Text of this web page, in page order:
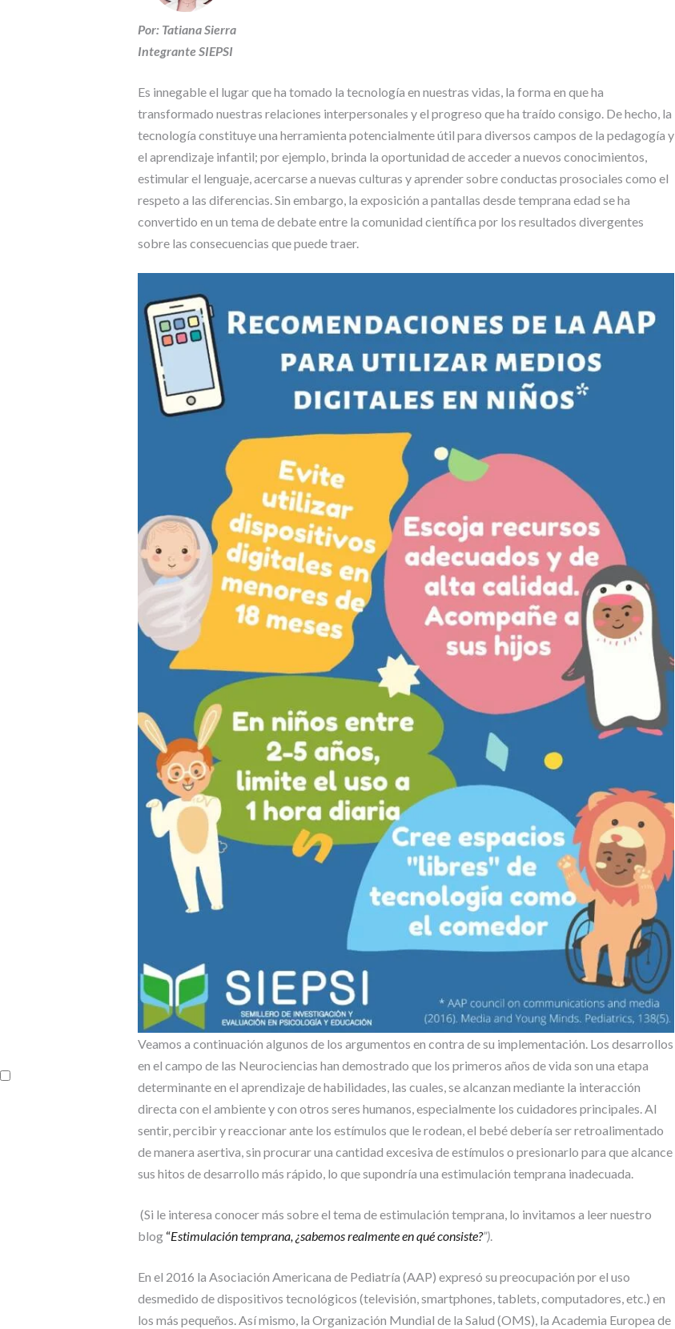
R
S
E
N
U
C
I
S
P
E
R
I
Í
U
L
O
S
Y
P
N
A
S
E
S
I
D
M
A
T
R
Í
A
A
B
A
J
D
A
D
O
Por: Tatiana Sierra
Integrante SIEPSI
Es innegable el lugar que ha tomado la tecnología en nuestras vidas, la forma en que ha
transformado nuestras relaciones interpersonales y el progreso que ha traído consigo. De hecho, la
tecnología constituye una herramienta potencialmente útil para diversos campos de la pedagogía y
el aprendizaje infantil; por ejemplo, brinda la oportunidad de acceder a nuevos conocimientos,
estimular el lenguaje, acercarse a nuevas culturas y aprender sobre conductas prosociales como el
respeto a las diferencias. Sin embargo, la exposición a pantallas desde temprana edad se ha
convertido en un tema de debate entre la comunidad científica por los resultados divergentes
sobre las consecuencias que puede traer.
Veamos a continuación algunos de los argumentos en contra de su implementación. Los desarrollos
en el campo de las Neurociencias han demostrado que los primeros años de vida son una etapa
determinante en el aprendizaje de habilidades, las cuales, se alcanzan mediante la interacción
directa con el ambiente y con otros seres humanos, especialmente los cuidadores principales. Al
sentir, percibir y reaccionar ante los estímulos que le rodean, el bebé debería ser retroalimentado
de manera asertiva, sin procurar una cantidad excesiva de estímulos o presionarlo para que alcance
sus hitos de desarrollo más rápido, lo que supondría una estimulación temprana inadecuada.
(Si le interesa conocer más sobre el tema de estimulación temprana, lo invitamos a leer nuestro
blog “Estimulación temprana, ¿sabemos realmente en qué consiste?”)
En el 2016 la Asociación Americana de Pediatría (AAP) expresó su preocupación por el uso
desmedido de dispositivos tecnológicos (televisión, smartphones, tablets, computadores, etc.) en
los más pequeños. Así mismo, la Organización Mundial de la Salud (OMS), la Academia Europea de